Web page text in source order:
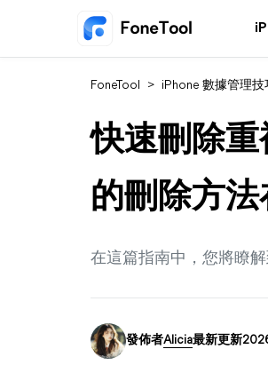
FoneTool > iPhone 數據管理技
快速刪除重
的刪除方法
在這篇指南中，您將瞭
發佈者Alicia最新更新